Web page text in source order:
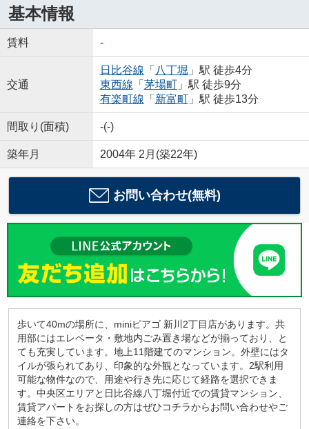
基本情報
賃料 -
交通
日比谷線 「 八丁堀 」駅 徒歩4分
東西線 「 茅場町」駅 徒歩9分
有楽町線 「 新富町」駅 徒歩13分
間取り(面積) -(-)
築年月 2004年 2月(築22年)
お問い合わせ(無料)
歩いて40mの場所に、miniピアゴ 新川2丁目店があります。共
用部にはエレベータ・敷地内ごみ置き場などが揃っており、と
ても充実しています。地上11階建てのマンション。外壁にはタ
イルが張られてあり、印象的な外観となっています。2駅利用
可能な物件なので、用途や行き先に応じて経路を選択できま
す。中央区エリアと日比谷線八丁堀付近での賃貸マンション、
賃貸アパートをお探しの方はぜひコチラからお問い合わせやご
連絡を下さい。